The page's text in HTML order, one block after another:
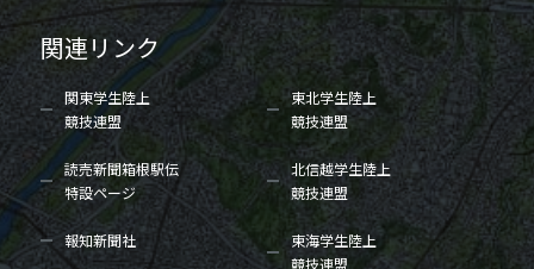
関連リンク
関東学生陸上
競技連盟
東北学生陸上
競技連盟
読売新聞箱根駅伝
特設ページ
北信越学生陸上
競技連盟
報知新聞社
東海学生陸上
競技連盟